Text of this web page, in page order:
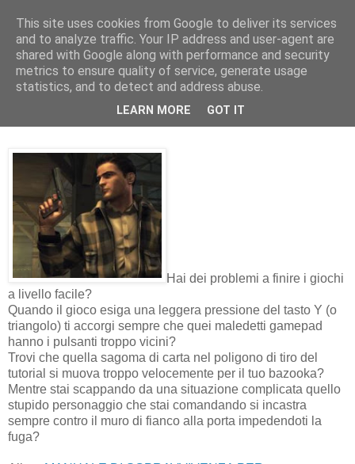
MDSPVI: Mafia 2
Hai dei problemi a finire i giochi
a livello facile?
Quando il gioco esiga una leggera pressione del tasto Y (o
triangolo) ti accorgi sempre che quei maledetti gamepad
hanno i pulsanti troppo vicini?
Trovi che quella sagoma di carta nel poligono di tiro del
tutorial si muova troppo velocemente per il tuo bazooka?
Mentre stai scappando da una situazione complicata quello
stupido personaggio che stai comandando si incastra
sempre contro il muro di fianco alla porta impedendoti la
fuga?
This site uses cookies from Google to deliver its services
and to analyze traffic. Your IP address and user-agent are
shared with Google along with performance and security
metrics to ensure quality of service, generate usage
statistics, and to detect and address abuse.
LEARN MORE GOT IT